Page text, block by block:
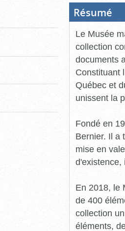
Résumé
Le Musée
collection
documents
Constituant
Québec et
unissent la
Fondé en
Bernier. Il a
mise en
d'existence,
En 2018, le
de 400
collection
éléments,